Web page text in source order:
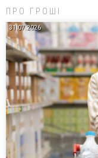
ПРО ГРОШІ
31.07.2026